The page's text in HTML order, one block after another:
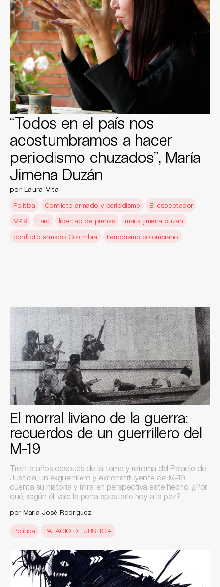
“Todos en el país nos
acostumbramos a hacer
periodismo chuzados”, María
Jimena Duzán
por Laura Vita
Política
Conflicto armado y periodismo
El espectador
M-19
Farc libertad de prensa
maria jimena duzan
conflicto armado Colombia
Periodismo colombiano
El morral liviano de la guerra:
recuerdos de un guerrillero del
M-19
Treinta años después de la toma y retoma del Palacio de
Justicia, un exguerrillero y exconstituyente del M-19
cuenta su historia y mira en perspectiva este hecho. ¿Por
qué, según él, vale la pena apostarle hoy a la paz?
por María José Rodríguez
Política PALACIO DE JUSTICIA